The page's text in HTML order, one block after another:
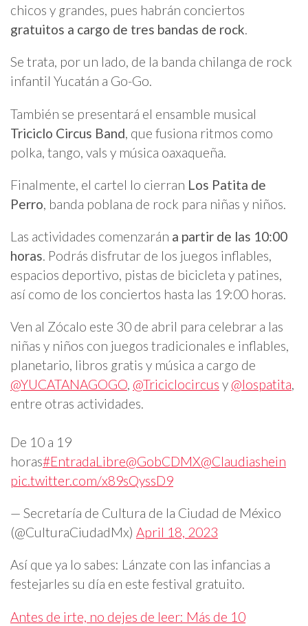
chicos y grandes, pues habrán conciertos
gratuitos a cargo de tres bandas de rock.
Se trata, por un lado, de la banda chilanga de rock
infantil Yucatán a Go-Go.
También se presentará el ensamble musical
Triciclo Circus Band , que fusiona ritmos como
polka, tango, vals y música oaxaqueña.
Finalmente, el cartel lo cierran Los Patita de
Perro, banda poblana de rock para niñas y niños.
Las actividades comenzarán a partir de las 10:00
horas. Podrás disfrutar de los juegos inflables,
espacios deportivo, pistas de bicicleta y patines,
así como de los conciertos hasta las 19:00 horas.
Ven al Zócalo este 30 de abril para celebrar a las
niñas y niños con juegos tradicionales e inflables,
planetario, libros gratis y música a cargo de
@YUCATANAGOGO, @Triciclocircus y @lospatita,
entre otras actividades.
De 10 a 19
horas#EntradaLibre@GobCDMX@Claudiashein
pic.twitter.com/x89sQyssD9
— Secretaría de Cultura de la Ciudad de México
(@CulturaCiudadMx) April 18, 2023
Así que ya lo sabes: Lánzate con las infancias a
festejarles su día en este festival gratuito.
Antes de irte, no dejes de leer: Más de 10